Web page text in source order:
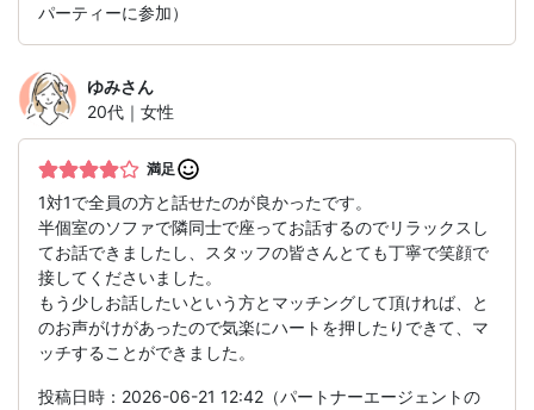
パーティーに参加）
ゆみさん
20代｜女性
満足
1対1で全員の方と話せたのが良かったです。
半個室のソファで隣同士で座ってお話するのでリラックスし
てお話できましたし、スタッフの皆さんとても丁寧で笑顔で
接してくださいました。
もう少しお話したいという方とマッチングして頂ければ、と
のお声がけがあったので気楽にハートを押したりできて、マ
ッチすることができました。
投稿日時：2026-06-21 12:42（パートナーエージェントの